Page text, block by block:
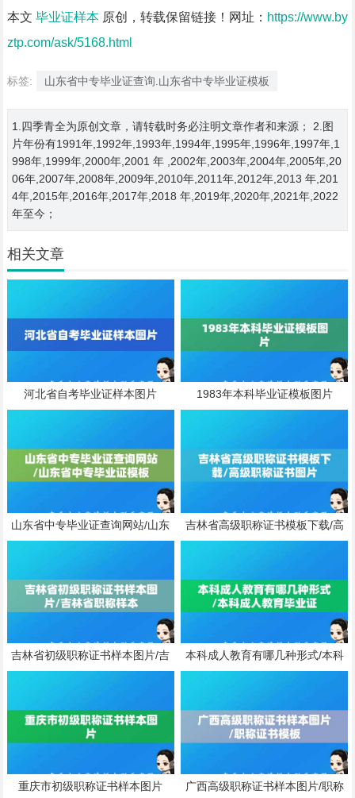
本文 毕业证样本原创，转载保留链接！网址： https://www.by
ztp.com/ask/5168.html
标签: 山东省中专毕业证查询.山东省中专毕业证模板
1.四季青全为原创文章，请转载时务必注明文章作者和来源； 2.图
片年份有1991年,1992年,1993年,1994年,1995年,1996年,1997年,1
998年,1999年,2000年,2001 年 ,2002年,2003年,2004年,2005年,20
06年,2007年,2008年,2009年,2010年,2011年,2012年,2013 年,201
4年,2015年,2016年,2017年,2018 年,2019年,2020年,2021年,2022
年至今；
相关文章
河北省自考毕业证样本图片 1983年本科毕业证模板图片
山东省中专毕业证查询网站/山东
省中专毕业证模板
吉林省高级职称证书模板下载/高
级职称证书图片
吉林省初级职称证书样本图片/吉
林省职称样本
本科成人教育有哪几种形式/本科
成人教育毕业证
重庆市初级职称证书样本图片
广西高级职称证书样本图片/职称